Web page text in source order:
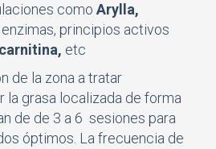
como Arylla,
principios activos
etc
de la zona a tratar
la grasa localizada de forma
de de 3 a 6 sesiones para
óptimos. La frecuencia de